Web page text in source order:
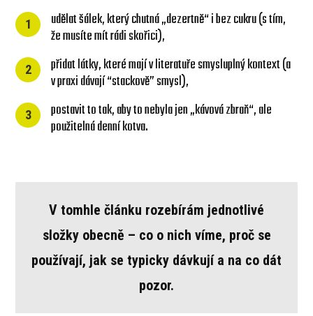
1
udělat šálek, který chutná „dezertně“ i bez cukru (s tím,
že musíte mít rádi skořici),
2
přidat látky, které mají v literatuře smysluplný kontext (a
v praxi dávají “stackově” smysl),
3
postavit to tak, aby to nebyla jen „kávová zbraň“, ale
použitelná denní kotva.
V tomhle článku rozebírám jednotlivé
složky obecně – co o nich víme, proč se
používají, jak se typicky dávkují a na co dát
pozor.